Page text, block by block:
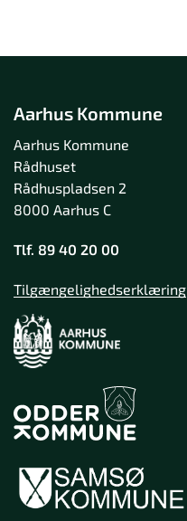
Aarhus Kommune
Aarhus Kommune
Rådhuset
Rådhuspladsen 2
8000 Aarhus C
Tlf. 89 40 20 00
Tilgængelighedserklæring